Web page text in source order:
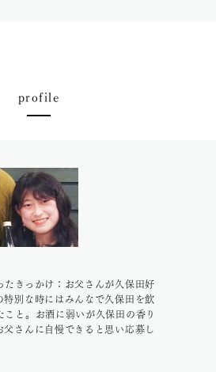
profile
たきっかけ：お父さんが久保田好
特別な時にはみんなで久保田を飲
こと。お酒に弱いが久保田の香り
父さんに自慢できると思い応募し